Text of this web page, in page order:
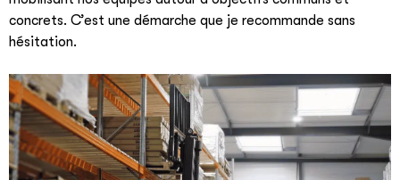
concrets. C’est une démarche que je recommande sans
hésitation.